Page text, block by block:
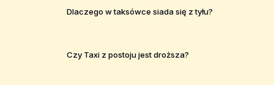
Dlaczego w taksówce siada się z tyłu?
Czy Taxi z postoju jest droższa?